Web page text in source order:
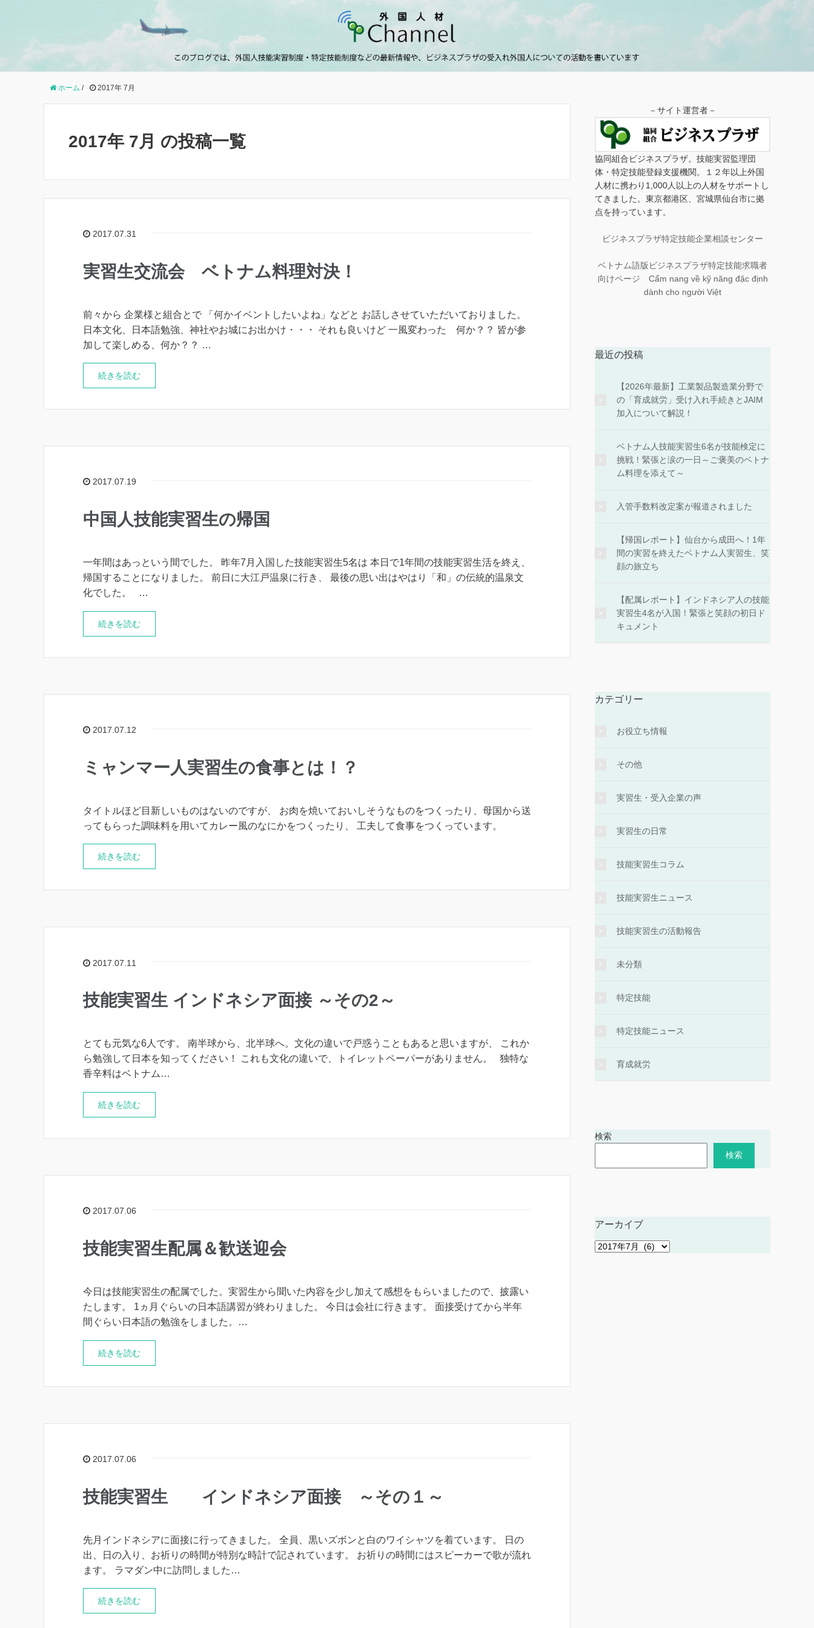
ホーム / 2017年 7月
2017年 7月 の投稿一覧
2017.07.31
実習生交流会 ベトナム料理対決！
前々から 企業様と組合とで 「何かイベントしたいよね」などと お話しさせていただいておりました。
日本文化、日本語勉強、神社やお城にお出かけ・・・ それも良いけど 一風変わった 何か？？ 皆が参
加して楽しめる、何か？？ …
続きを読む
2017.07.19
中国人技能実習生の帰国
一年間はあっという間でした。 昨年7月入国した技能実習生5名は 本日で1年間の技能実習生活を終え、
帰国することになりました。 前日に大江戸温泉に行き、 最後の思い出はやはり「和」の伝統的温泉文
化でした。 …
続きを読む
2017.07.12
ミャンマー人実習生の食事とは！？
タイトルほど目新しいものはないのですが、 お肉を焼いておいしそうなものをつくったり、母国から送
ってもらった調味料を用いてカレー風のなにかをつくったり、 工夫して食事をつくっています。
続きを読む
2017.07.11
技能実習生 インドネシア面接 ～その2～
とても元気な6人です。 南半球から、北半球へ。文化の違いで戸惑うこともあると思いますが、 これか
ら勉強して日本を知ってください！ これも文化の違いで、トイレットペーパーがありません。 独特な
香辛料はベトナム…
続きを読む
2017.07.06
技能実習生配属＆歓送迎会
今日は技能実習生の配属でした。実習生から聞いた内容を少し加えて感想をもらいましたので、披露い
たします。 1ヵ月ぐらいの日本語講習が終わりました。 今日は会社に行きます。 面接受けてから半年
間ぐらい日本語の勉強をしました。…
続きを読む
2017.07.06
技能実習生 インドネシア面接 ～その１～
先月インドネシアに面接に行ってきました。 全員、黒いズボンと白のワイシャツを着ています。 日の
出、日の入り、お祈りの時間が特別な時計で記されています。 お祈りの時間にはスピーカーで歌が流れ
ます。 ラマダン中に訪問しました…
続きを読む
－サイト運営者－
協同組合ビジネスプラザ。技能実習監理団
体・特定技能登録支援機関。１２年以上外国
人材に携わり1,000人以上の人材をサポートし
てきました。東京都港区、宮城県仙台市に拠
点を持っています。
ビジネスプラザ特定技能企業相談センター
ベトナム語版ビジネスプラザ特定技能求職者
向けページ Cẩm nang về kỹ năng đặc định
dành cho người Việt
最近の投稿
【2026年最新】工業製品製造業分野で
の「育成就労」受け入れ手続きとJAIM
加入について解説！
ベトナム人技能実習生6名が技能検定に
挑戦！緊張と涙の一日～ご褒美のベトナ
ム料理を添えて～
入管手数料改定案が報道されました
【帰国レポート】仙台から成田へ！1年
間の実習を終えたベトナム人実習生、笑
顔の旅立ち
【配属レポート】インドネシア人の技能
実習生4名が入国！緊張と笑顔の初日ド
キュメント
カテゴリー
お役立ち情報
その他
実習生・受入企業の声
実習生の日常
技能実習生コラム
技能実習生ニュース
技能実習生の活動報告
未分類
特定技能
特定技能ニュース
育成就労
検索
検索
アーカイブ
ア